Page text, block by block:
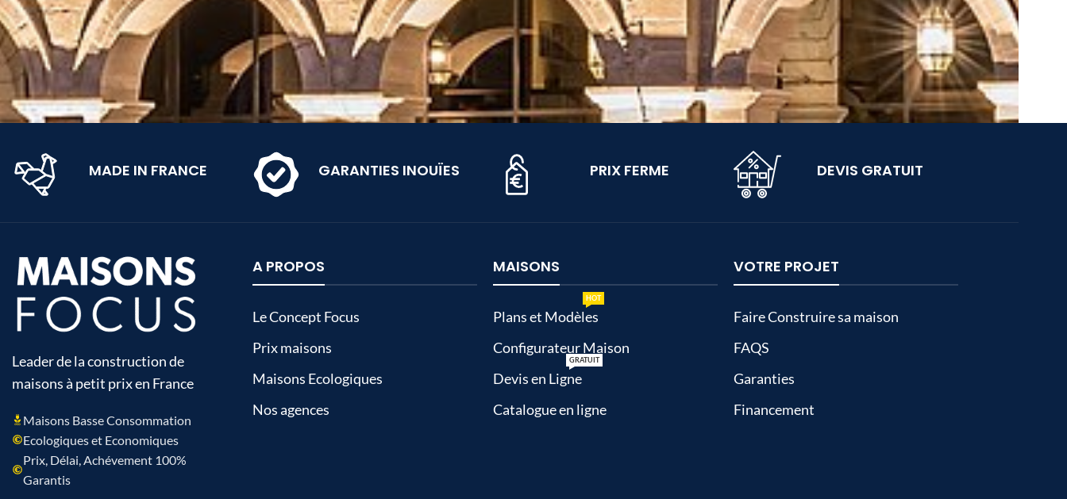
MADE IN FRANCE GARANTIES INOUÏES PRIX FERME DEVIS GRATUIT
Leader de la construction de
maisons à petit prix en France
Maisons Basse Consommation
Ecologiques et Economiques
Prix, Délai, Achévement 100%
Garantis
A PROPOS
Le Concept Focus
Prix maisons
Maisons Ecologiques
Nos agences
MAISONS
Plans et Modèles
HOT
Configurateur Maison
Devis en Ligne
GRATUIT
Catalogue en ligne
VOTRE PROJET
Faire Construire sa maison
FAQS
Garanties
Financement